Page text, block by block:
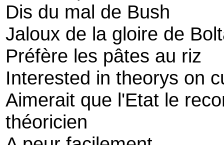
Dis du mal de Bush
Jaloux de la gloire de
Préfère les pâtes au riz
Interested in theorys on
Aimerait que l'Etat le
théoricien